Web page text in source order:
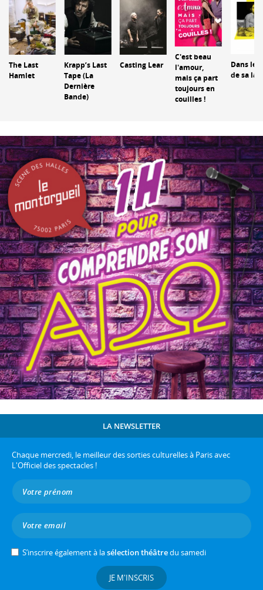
The Last
Hamlet
Krapp’s Last
Tape (La
Dernière
Bande)
Casting Lear
C'est beau
l'amour,
mais ça part
toujours en
couilles !
Dans les
de sa
LA NEWSLETTER
Chaque mercredi, le meilleur des sorties culturelles à Paris avec
L'Officiel des spectacles !
S’inscrire également à lasélection théâtredu samedi
JE M'INSCRIS